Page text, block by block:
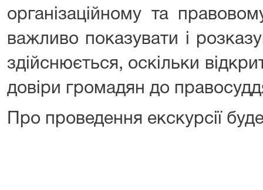
організаційному та
важливо показувати і
здійснюється, оскільки
довіри громадян до
Про проведення екскурсії